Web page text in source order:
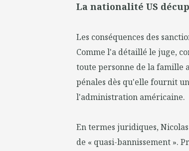
La nationalité US
Les conséquences des
Comme l'a détaillé le juge,
toute personne de la famille
pénales dès qu'elle fournit
l'administration américaine.
En termes juridiques,
de « quasi-bannissement ».